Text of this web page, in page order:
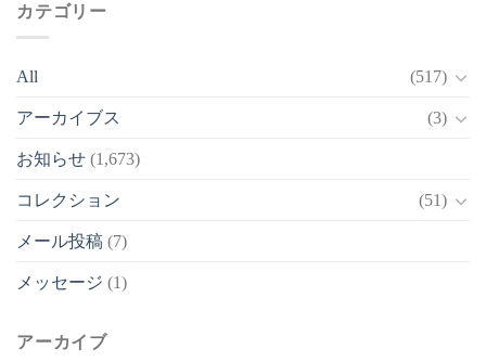
カテゴリー
All (517)
アーカイブス (3)
お知らせ (1,673)
コレクション (51)
メール投稿 (7)
メッセージ (1)
アーカイブ